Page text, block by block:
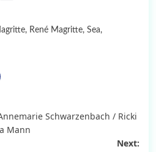
, René Magritte, Sea,
Schwarzenbach / Ricki
Mann
Next: